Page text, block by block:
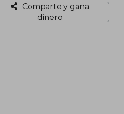
Comparte y gana
dinero